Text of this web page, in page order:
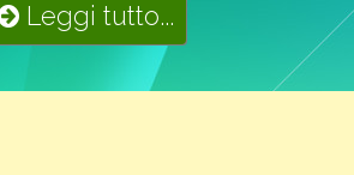
Leggi tutto...